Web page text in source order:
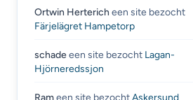
Ortwin Herterich een site bezocht
Färjelägret Hampetorp
schadeeen site bezocht Lagan-
Hjörneredssjon
Rameen site bezochtAskersund